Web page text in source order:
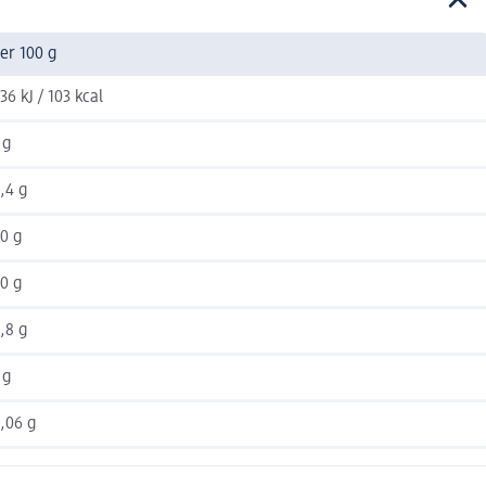
100 g
kJ / 103 kcal
g
g
g
g
g
g
g